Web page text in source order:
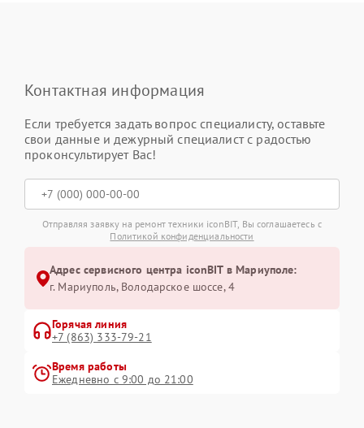
Контактная информация
Если требуется задать вопрос специалисту, оставьте
свои данные и дежурный специалист с радостью
проконсультирует Вас!
Отправляя заявку на ремонт техники iconBIT, Вы соглашаетесь с
Политикой конфиденциальности
Адрес сервисного центра iconBIT в Мариуполе:
г. Мариуполь, Володарское шоссе, 4
Горячая линия
+7 (863) 333-79-21
Время работы
Ежедневно с 9:00 до 21:00